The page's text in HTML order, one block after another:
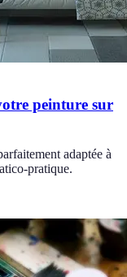
peinture sur
adaptée à
pratique.